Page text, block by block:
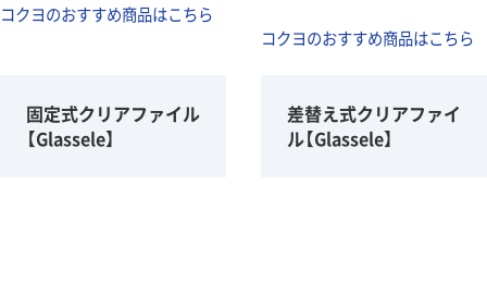
コクヨのおすすめ商品はこちら
コクヨのおすすめ商品はこちら
固定式クリアファイル
【Glassele】
差替え式クリアファイ
ル【Glassele】